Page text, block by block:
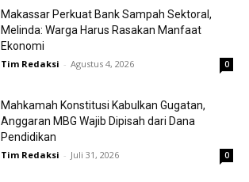
Makassar Perkuat Bank Sampah Sektoral,
Melinda: Warga Harus Rasakan Manfaat
Ekonomi
Tim Redaksi - Agustus 4, 2026 0
Mahkamah Konstitusi Kabulkan Gugatan,
Anggaran MBG Wajib Dipisah dari Dana
Pendidikan
Tim Redaksi - Juli 31, 2026 0